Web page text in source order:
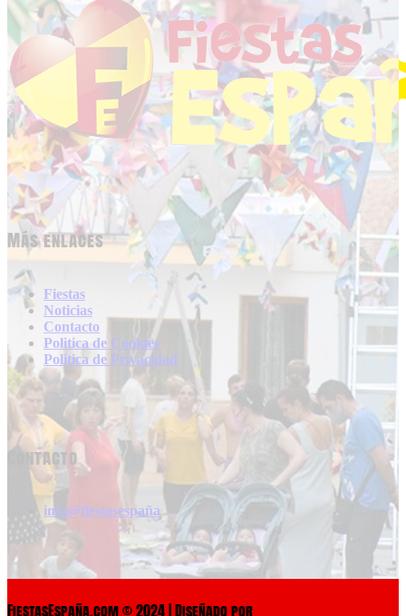
Más enlaces
Fiestas
Noticias
Contacto
Politica de Cookies
Politica de Privacidad
Contacto
info@fiestasespaña
FiestasEspaña.com © 2024 | Diseñado por